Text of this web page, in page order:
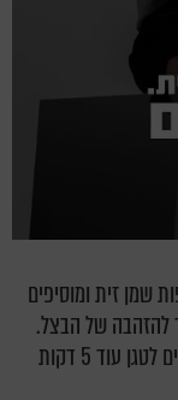
על אש גבוהה, מכניסים 2 כפות שמן זית ומוסיפים
ומטגנים כ-2 דקות עד להזהבה של הבצל.
מוסיפים למחבת את מקלות הגזר וממשיכים לטגן עוד 5 דקות